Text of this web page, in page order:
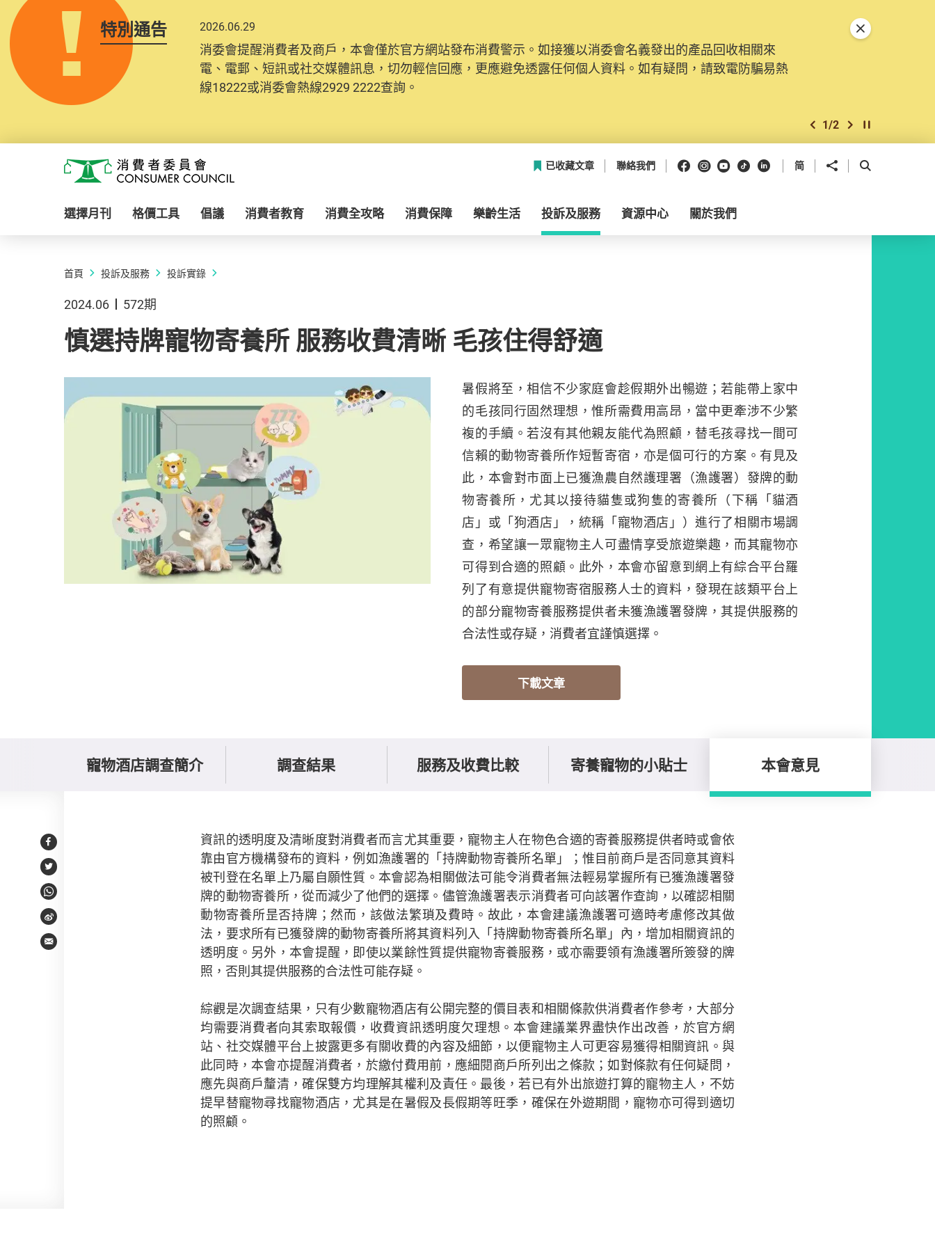
特別通告 2026.06.29
消委會提醒消費者及商戶，本會僅於官方網站發布消費警示。如接獲以消委會名義發出的產品回收相關來
電、電郵、短訊或社交媒體訊息，切勿輕信回應，更應避免透露任何個人資料。如有疑問，請致電防騙易熱
線18222或消委會熱線2929 2222查詢。
上一個
1/2 下一個開始/暫停幻燈
關閉特別通告
消費者委員會
已收藏文章 聯絡我們 Facebook
Instagram
Youtube
抖音領英 简 分享到 開啟搜尋框
選擇月刊 格價工具 倡議 消費者教育 消費全攻略 消費保障 樂齡生活 投訴及服務 資源中心 關於我們
首頁 投訴及服務 投訴實錄
2024.06 572期
慎選持牌寵物寄養所 服務收費清晰 毛孩住得舒適
暑假將至，相信不少家庭會趁假期外出暢遊；若能帶上家中
的毛孩同行固然理想，惟所需費用高昂，當中更牽涉不少繁
複的手續。若沒有其他親友能代為照顧，替毛孩尋找一間可
信賴的動物寄養所作短暫寄宿，亦是個可行的方案。有見及
此，本會對市面上已獲漁農自然護理署（漁護署）發牌的動
物寄養所，尤其以接待貓隻或狗隻的寄養所（下稱「貓酒
店」或「狗酒店」，統稱「寵物酒店」）進行了相關市場調
查，希望讓一眾寵物主人可盡情享受旅遊樂趣，而其寵物亦
可得到合適的照顧。此外，本會亦留意到網上有綜合平台羅
列了有意提供寵物寄宿服務人士的資料，發現在該類平台上
的部分寵物寄養服務提供者未獲漁護署發牌，其提供服務的
合法性或存疑，消費者宜謹慎選擇。
下載文章
寵物酒店調查簡介 調查結果 服務及收費比較 寄養寵物的小貼士 本會意見
Facebook
Twitter
WhatsApp
Weibo
Email
資訊的透明度及清晰度對消費者而言尤其重要，寵物主人在物色合適的寄養服務提供者時或會依
靠由官方機構發布的資料，例如漁護署的「持牌動物寄養所名單」；惟目前商戶是否同意其資料
被刊登在名單上乃屬自願性質。本會認為相關做法可能令消費者無法輕易掌握所有已獲漁護署發
牌的動物寄養所，從而減少了他們的選擇。儘管漁護署表示消費者可向該署作查詢，以確認相關
動物寄養所昰否持牌；然而，該做法繁瑣及費時。故此，本會建議漁護署可適時考慮修改其做
法，要求所有已獲發牌的動物寄養所將其資料列入「持牌動物寄養所名單」內，增加相關資訊的
透明度。另外，本會提醒，即使以業餘性質提供寵物寄養服務，或亦需要領有漁護署所簽發的牌
照，否則其提供服務的合法性可能存疑。
綜觀是次調查結果，只有少數寵物酒店有公開完整的價目表和相關條款供消費者作參考，大部分
均需要消費者向其索取報價，收費資訊透明度欠理想。本會建議業界盡快作出改善，於官方網
站、社交媒體平台上披露更多有關收費的內容及細節，以便寵物主人可更容易獲得相關資訊。與
此同時，本會亦提醒消費者，於繳付費用前，應細閱商戶所列出之條款；如對條款有任何疑問，
應先與商戶釐清，確保雙方均理解其權利及責任。最後，若已有外出旅遊打算的寵物主人，不妨
提早替寵物尋找寵物酒店，尤其是在暑假及長假期等旺季，確保在外遊期間，寵物亦可得到適切
的照顧。